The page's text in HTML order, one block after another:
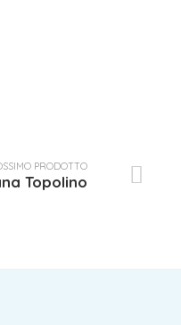
PRODOTTO
Topolino